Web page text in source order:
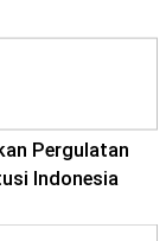
Pergulatan
Indonesia